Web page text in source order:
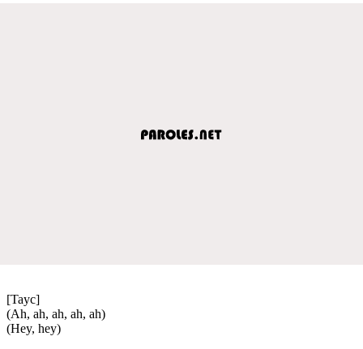
[Tayc]
(Ah, ah, ah, ah, ah)
(Hey, hey)